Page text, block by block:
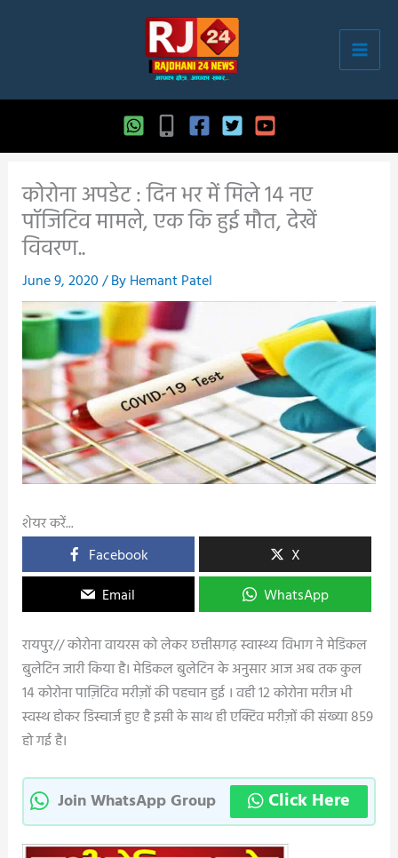
कोरोना अपडेट : दिन भर में मिले 14 नए
पॉजिटिव मामले, एक कि हुई मौत, देखें
विवरण..
June 9, 2020/ ByHemant Patel
शेयर करें...
Facebook
X
Email
WhatsApp
रायपुर// कोरोना वायरस को लेकर छत्तीसगढ़ स्वास्थ्य विभाग ने मेडिकल
बुलेटिन जारी किया है। मेडिकल बुलेटिन के अनुसार आज अब तक कुल
14 कोरोना पाज़िटिव मरीज़ों की पहचान हुई । वही 12 कोरोना मरीज भी
स्वस्थ होकर डिस्चार्ज हुए है इसी के साथ ही एक्टिव मरीज़ों की संख्या 859
हो गई है।
Join WhatsApp Group Click Here